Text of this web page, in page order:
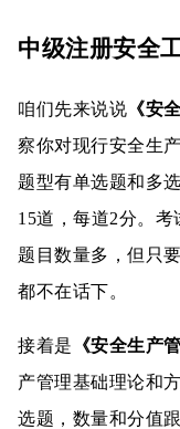
中级注册安全
咱们先来说说 《安
察你对现行安全生
题型有单选题和多
15道，每道2分。
题目数量多，但只
都不在话下。
接着是 《安全生产
产管理基础理论和
选题，数量和分值